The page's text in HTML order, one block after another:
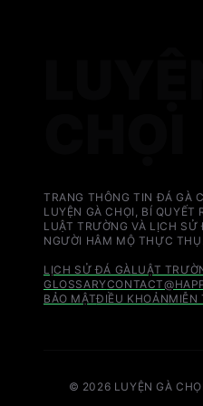
TRANG THÔNG TIN ĐÁ GÀ
LUYỆN GÀ CHỌI, BÍ QUYẾT
LUẬT TRƯỜNG VÀ LỊCH
NGƯỜI HÂM MỘ THỰC
LỊCH SỬ ĐÁ GÀLUẬT
GLOSSARY
BẢO MẬTĐIỀU KHOẢNMIỄN
© 2026 LUYỆN GÀ